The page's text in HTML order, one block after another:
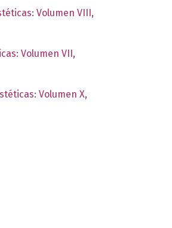
Volumen VIII,
Volumen VII,
Volumen X,